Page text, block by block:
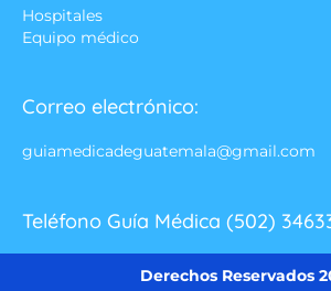
Hospitales
Equipo médico
Correo electrónico:
guiamedicadeguatemala@gmail.com
Teléfono Guía Médica (502)
Derechos Reservados